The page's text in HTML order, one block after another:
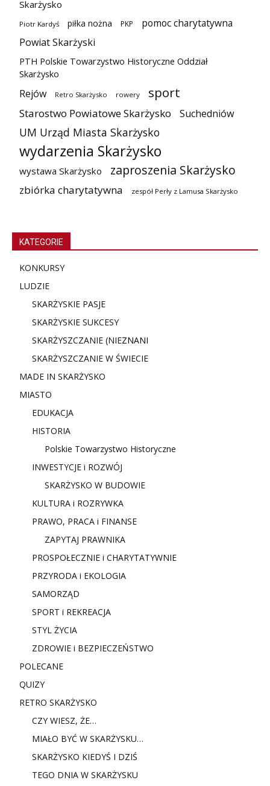
Skarżysko
Piotr Kardyś piłka nożna PKP
pomoc charytatywna
Powiat Skarżyski
PTH Polskie Towarzystwo Historyczne Oddział
Skarżysko
Rejów Retro Skarżysko rowery sport
Starostwo Powiatowe Skarżysko Suchedniów
UM Urząd Miasta Skarżysko
wydarzenia Skarżysko
wystawa Skarżysko zaproszenia Skarżysko
zbiórka charytatywna zespół Perły z Lamusa Skarżysko
KATEGORIE
KONKURSY
LUDZIE
SKARŻYSKIE PASJE
SKARŻYSKIE SUKCESY
SKARŻYSZCZANIE (NIEZNANI
SKARŻYSZCZANIE W ŚWIECIE
MADE IN SKARŻYSKO
MIASTO
EDUKACJA
HISTORIA
Polskie Towarzystwo Historyczne
INWESTYCJE i ROZWÓJ
SKARŻYSKO W BUDOWIE
KULTURA i ROZRYWKA
PRAWO, PRACA i FINANSE
ZAPYTAJ PRAWNIKA
PROSPOŁECZNIE i CHARYTATYWNIE
PRZYRODA i EKOLOGIA
SAMORZĄD
SPORT i REKREACJA
STYL ŻYCIA
ZDROWIE i BEZPIECZEŃSTWO
POLECANE
QUIZY
RETRO SKARŻYSKO
CZY WIESZ, ŻE…
MIAŁO BYĆ W SKARŻYSKU…
SKARŻYSKO KIEDYŚ I DZIŚ
TEGO DNIA W SKARŻYSKU